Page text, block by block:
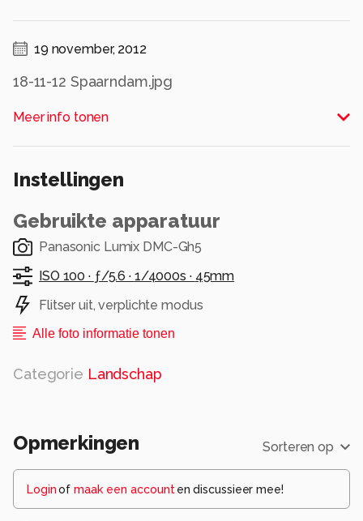
19 november, 2012
18-11-12 Spaarndam.jpg
Alle rechten voorbehouden
Meer info tonen
Instellingen
Gebruikte apparatuur
Panasonic Lumix DMC-Gh5
ISO 100 · ƒ/5.6 · 1/4000s · 45mm
Flitser uit, verplichte modus
Alle foto informatie tonen
Categorie Landschap
Opmerkingen Sorteren op
Loginof maak een account en discussieer mee!